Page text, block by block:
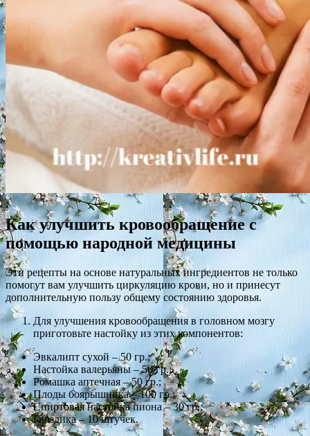
Как улучшить кровообращение с
помощью народной медицины
Эти рецепты на основе натуральных ингредиентов не только
помогут вам улучшить циркуляцию крови, но и принесут
дополнительную пользу общему состоянию здоровья.
Для улучшения кровообращения в головном мозгу
приготовьте настойку из этих компонентов:
Эвкалипт сухой – 50 гр.;
Настойка валерьяны – 50 гр.;
Ромашка аптечная – 50 гр.;
Плоды боярышника – 100 гр.;
Спиртовая настойка пиона – 30 гр.;
Гвоздика – 10 штучек.